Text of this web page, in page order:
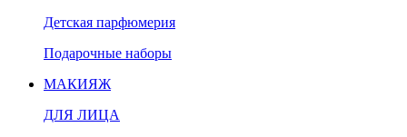
Детская парфюмерия
Подарочные наборы
МАКИЯЖ
ДЛЯ ЛИЦА